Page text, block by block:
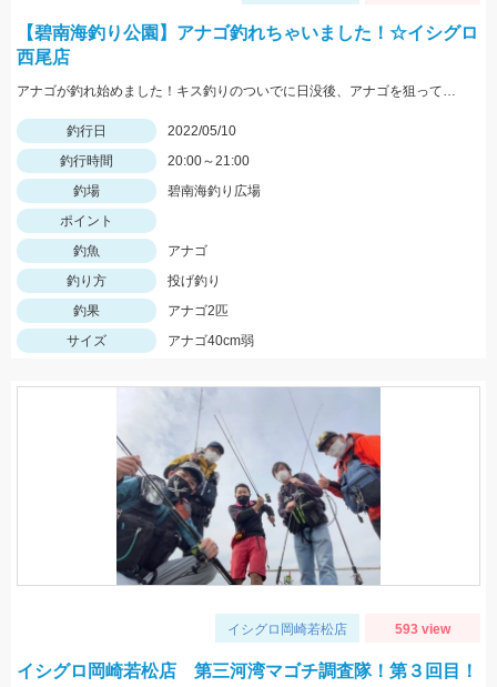
【碧南海釣り公園】アナゴ釣れちゃいました！☆イシグロ
西尾店
アナゴが釣れ始めました！キス釣りのついでに日没後、アナゴを狙ってみませんか？
釣行日
2022/05/10
釣行時間
20:00～21:00
釣場
碧南海釣り広場
ポイント
釣魚
アナゴ
釣り方
投げ釣り
釣果
アナゴ2匹
サイズ
アナゴ40cm弱
イシグロ岡崎若松店 593 view
イシグロ岡崎若松店 第三河湾マゴチ調査隊！第３回目！